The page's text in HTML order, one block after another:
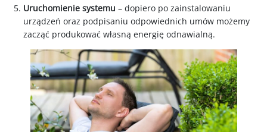
Uruchomienie systemu – dopiero po zainstalowaniu
urządzeń oraz podpisaniu odpowiednich umów możemy
zacząć produkować własną energię odnawialną.